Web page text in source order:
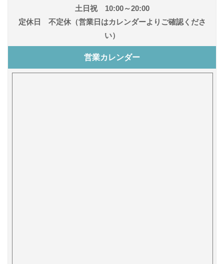
土日祝 10:00～20:00
定休日 不定休（営業日はカレンダーよりご確認くださ
い）
営業カレンダー